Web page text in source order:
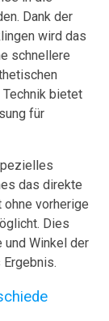
Dank der
wird das
schnellere
bietet
für
das direkte
vorherige
Dies
Winkel der